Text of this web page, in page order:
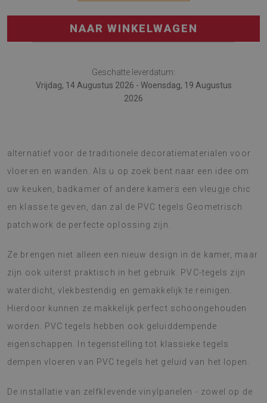
NAAR WINKELWAGEN
Geschatte leverdatum:
Vrijdag, 14 Augustus 2026 - Woensdag, 19 Augustus
2026
alternatief voor de traditionele decoratiematerialen voor
vloeren en wanden. Als u op zoek bent naar een idee om
uw keuken, badkamer of andere kamers een vleugje chic
en klasse te geven, dan zal de PVC tegels Geometrisch
patchwork de perfecte oplossing zijn.
Ze brengen niet alleen een nieuw design in de kamer, maar
zijn ook uiterst praktisch in het gebruik. PVC-tegels zijn
waterdicht, vlekbestendig en gemakkelijk te reinigen.
Hierdoor kunnen ze makkelijk perfect schoongehouden
worden. PVC tegels hebben ook geluiddempende
eigenschappen. In tegenstelling tot klassieke tegels
dempen vloeren van PVC tegels het geluid van het lopen.
De installatie van zelfklevende vinylpanelen - zowel op de